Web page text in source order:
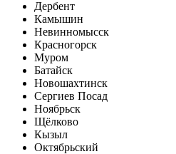
Дербент
Камышин
Невинномысск
Красногорск
Муром
Батайск
Новошахтинск
Сергиев Посад
Ноябрьск
Щёлково
Кызыл
Октябрьский